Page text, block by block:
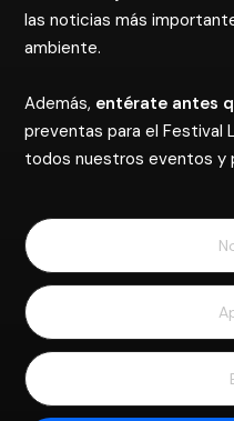
Escucha los